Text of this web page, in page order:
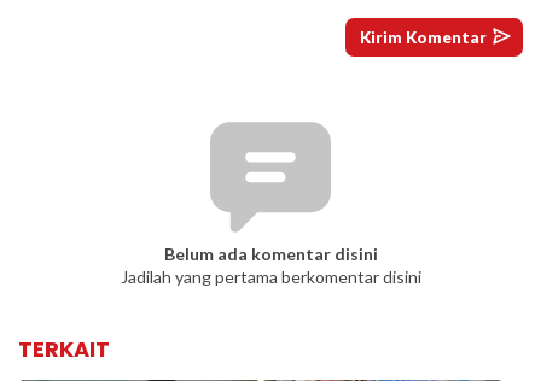
Belum ada komentar disini
Jadilah yang pertama berkomentar disini
TERKAIT